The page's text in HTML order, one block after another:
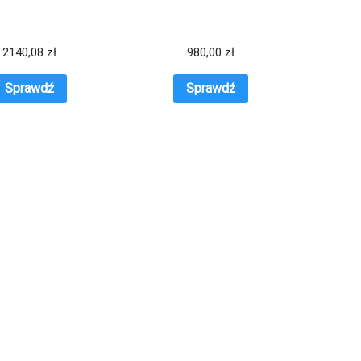
2140,08 zł
Sprawdź
980,00 zł
Sprawdź